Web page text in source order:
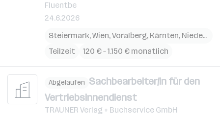
Fluentbe
24.6.2026
Steiermark,Wien,Voralberg, Kärnten, Niederösterreich
Teilzeit
120 € – 1.150 € monatlich
Abgelaufen Sachbearbeiter/in für den
Vertriebsinnendienst
TRAUNER Verlag + Buchservice GmbH